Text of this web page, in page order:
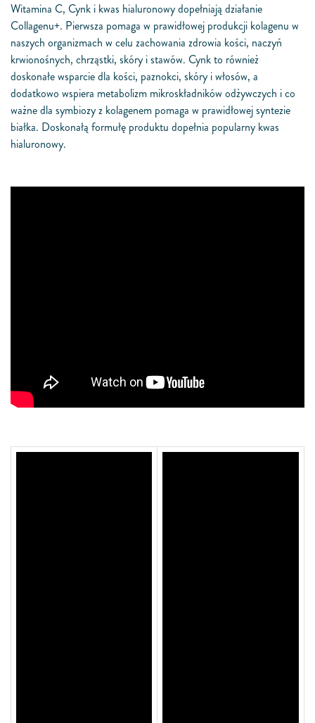
Witamina C, Cynk i kwas hialuronowy dopełniają działanie
Collagenu+. Pierwsza pomaga w prawidłowej produkcji kolagenu w
naszych organizmach w celu zachowania zdrowia kości, naczyń
krwionośnych, chrząstki, skóry i stawów. Cynk to również
doskonałe wsparcie dla kości, paznokci, skóry i włosów, a
dodatkowo wspiera metabolizm mikroskładników odżywczych i co
ważne dla symbiozy z kolagenem pomaga w prawidłowej syntezie
białka. Doskonałą formułę produktu dopełnia popularny kwas
hialuronowy.